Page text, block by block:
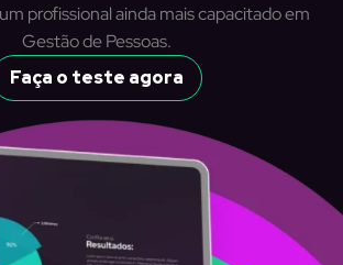
profissional ainda mais capacitado em
Gestão de Pessoas.
Faça o teste agora